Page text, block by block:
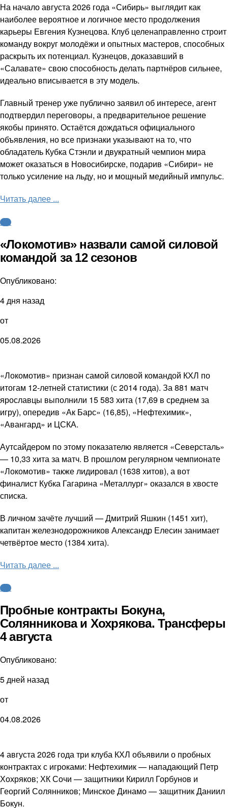
На начало августа 2026 года «Сибирь» выглядит как
наиболее вероятное и логичное место продолжения
карьеры Евгения Кузнецова. Клуб целенаправленно строит
команду вокруг молодёжи и опытных мастеров, способных
раскрыть их потенциал. Кузнецов, доказавший в
«Салавате» свою способность делать партнёров сильнее,
идеально вписывается в эту модель.
Главный тренер уже публично заявил об интересе, агент
подтвердил переговоры, а предварительное решение
якобы принято. Остаётся дождаться официального
объявления, но все признаки указывают на то, что
обладатель Кубка Стэнли и двукратный чемпион мира
может оказаться в Новосибирске, подарив «Сибири» не
только усиление на льду, но и мощный медийный импульс.
Читать далее ...
КХЛ
«Локомотив» назвали самой силовой
командой за 12 сезонов
Опубликовано:
4 дня назад
от
05.08.2026
«Локомотив» признан самой силовой командой КХЛ по
итогам 12-летней статистики (с 2014 года). За 881 матч
ярославцы выполнили 15 583 хита (17,69 в среднем за
игру), опередив «Ак Барс» (16,85), «Нефтехимик»,
«Авангард» и ЦСКА.
Аутсайдером по этому показателю является «Северсталь»
— 10,33 хита за матч. В прошлом регулярном чемпионате
«Локомотив» также лидировал (1638 хитов), а вот
финалист Кубка Гагарина «Металлург» оказался в хвосте
списка.
В личном зачёте лучший — Дмитрий Яшкин (1451 хит),
капитан железнодорожников Александр Елесин занимает
четвёртое место (1384 хита).
Читать далее ...
КХЛ
Пробные контракты Бокуна,
Солянникова и Хохрякова. Трансферы
4 августа
Опубликовано:
5 дней назад
от
04.08.2026
4 августа 2026 года три клуба КХЛ объявили о пробных
контрактах с игроками: Нефтехимик — нападающий Петр
Хохряков; ХК Сочи — защитники Кирилл Горбунов и
Георгий Солянников; Минское Динамо — защитник Даниил
Бокун.